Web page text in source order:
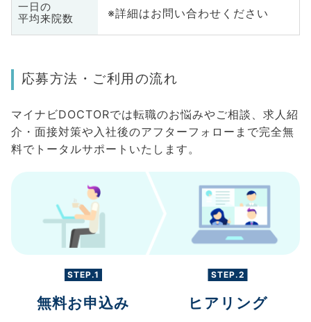
一日の
平均来院数
※詳細はお問い合わせください
応募方法・ご利用の流れ
マイナビDOCTORでは転職のお悩みやご相談、求人紹
介・面接対策や入社後のアフターフォローまで完全無
料でトータルサポートいたします。
STEP.1
無料お申込み
STEP.2
ヒアリング